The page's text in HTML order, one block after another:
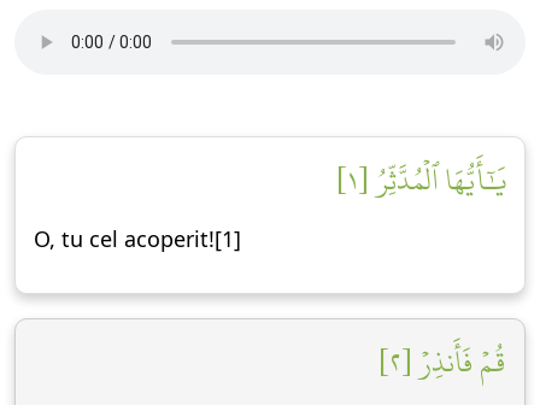
يَٰٓأَيُّهَا ٱلۡمُدَّثِّرُ [١]
O, tu cel acoperit![1]
قُمۡ فَأَنذِرۡ [٢]